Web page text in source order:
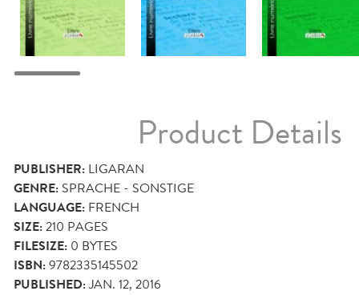
Product Details
PUBLISHER: LIGARAN
GENRE: SPRACHE - SONSTIGE
LANGUAGE: FRENCH
SIZE:210 PAGES
FILESIZE: 0 BYTES
ISBN:9782335145502
PUBLISHED:JAN. 12, 2016